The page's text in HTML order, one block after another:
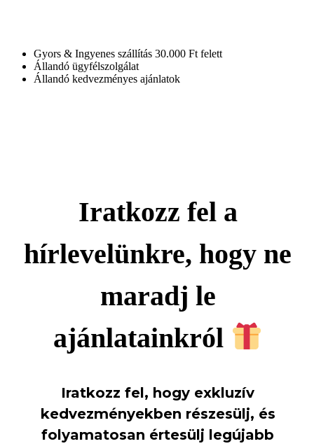
Gyors & Ingyenes szállítás 30.000 Ft felett
Állandó ügyfélszolgálat
Állandó kedvezményes ajánlatok
Iratkozz fel a
hírlevelünkre, hogy ne
maradj le
ajánlatainkról
Iratkozz fel, hogy exkluzív
kedvezményekben részesülj, és
folyamatosan értesülj legújabb